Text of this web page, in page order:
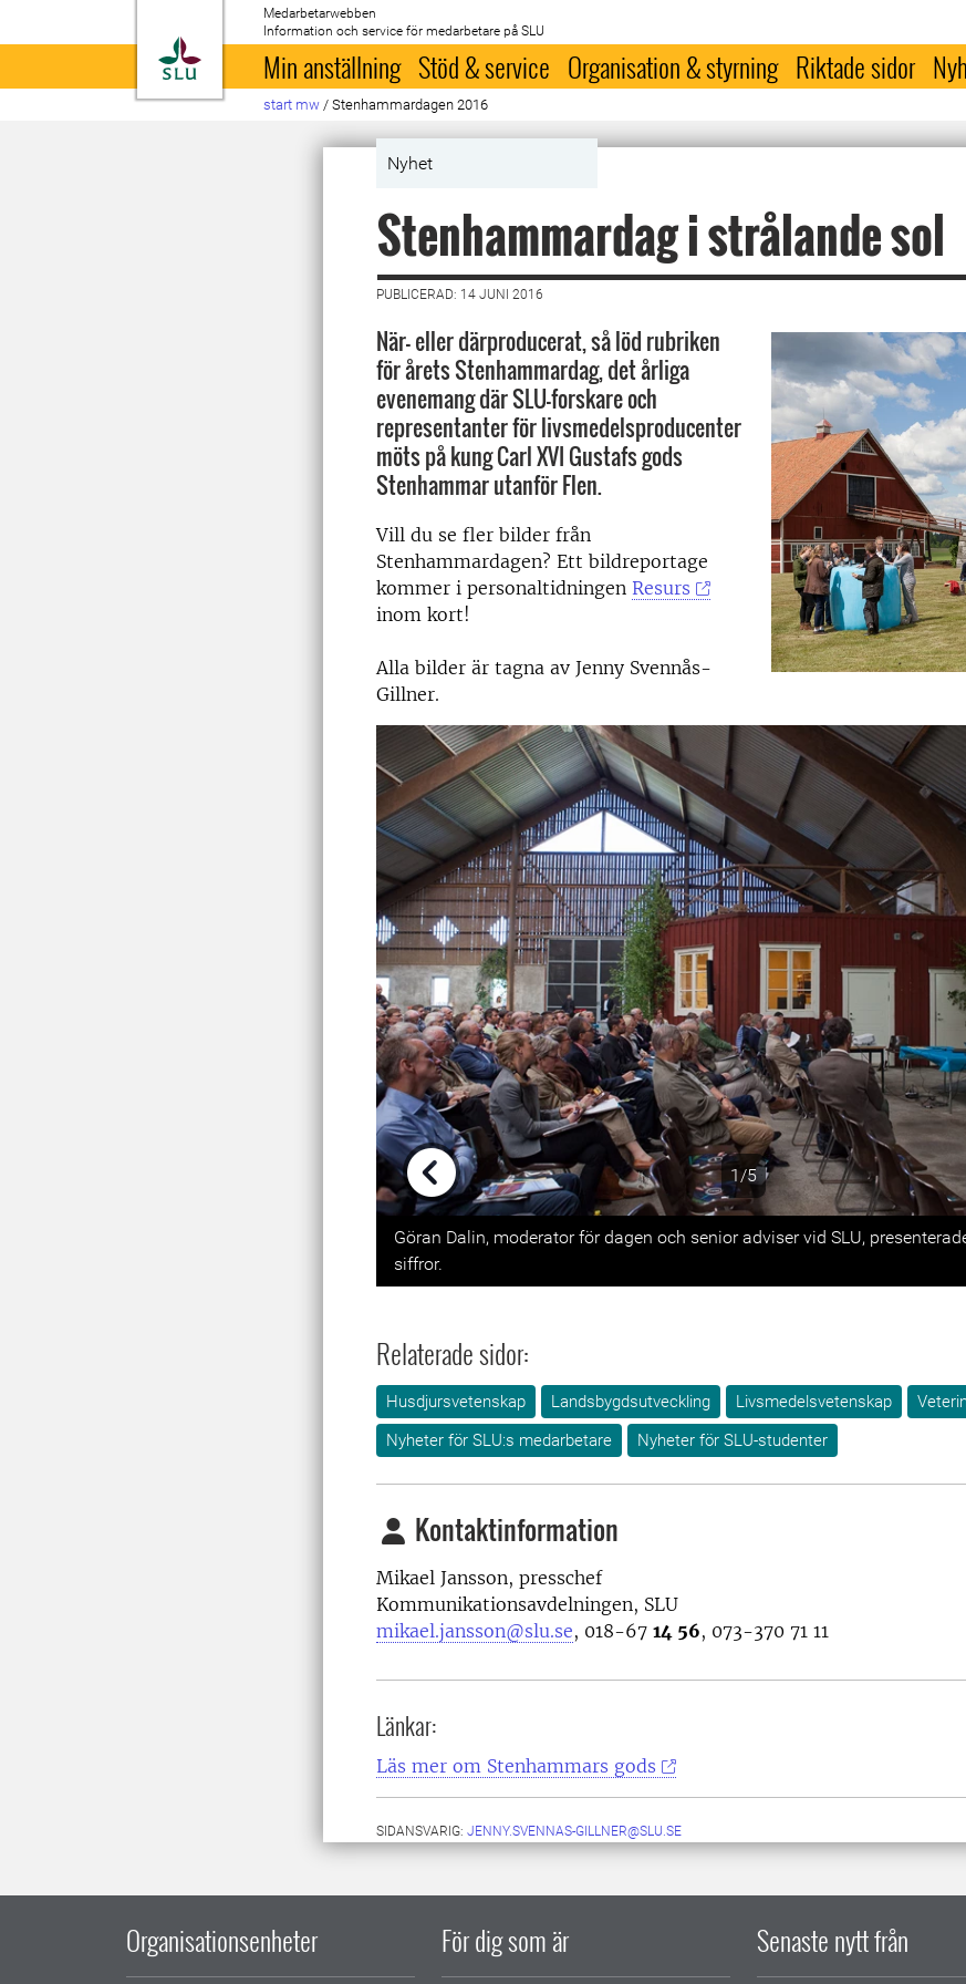
Till startsida
Medarbetarwebben
Information och service för medarbetare på SLU
Min anställning Stöd & service Organisation & styrning Riktade sidor
start mw / Stenhammardagen 2016
Nyhet
Stenhammardag i strålande sol
PUBLICERAD: 14 JUNI 2016
När- eller därproducerat, så löd rubriken
för årets Stenhammardag, det årliga
evenemang där SLU-forskare och
representanter för livsmedelsproducenter
möts på kung Carl XVI Gustafs gods
Stenhammar utanför Flen.
Vill du se fler bilder från
Stenhammardagen? Ett bildreportage
kommer i personaltidningen Resurs
inom kort!
Alla bilder är tagna av Jenny Svennås-
Gillner.
1/5
Previous
Göran Dalin, moderator för dagen och senior adviser vid SLU,
siffror.
Relaterade sidor:
Husdjursvetenskap Landsbygdsutveckling Livsmedelsvetenskap
Nyheter för SLU:s medarbetare
Nyheter för SLU-studenter
Kontaktinformation
Mikael Jansson, presschef
Kommunikationsavdelningen, SLU
mikael.jansson@slu.se, 018-67 14 56, 073-370 71 11
Länkar:
Läs mer om Stenhammars gods
SIDANSVARIG: JENNY.SVENNAS-GILLNER@SLU.SE
Organisationsenheter För dig som är Senaste nytt från